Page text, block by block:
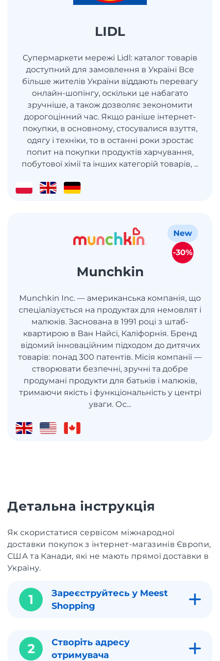
LIDL
Супермаркети мережі Lidl: каталог товарів
доступний для замовлення в Україні Все
більше жителів України віддають перевагу
онлайн-шопінгу, оскільки це набагато
зручніше, а також дозволяє зекономити
дорогоцінний час. Якщо раніше інтернет-
покупки, в основному, стосувалися взуття,
одягу і техніки, то в останні роки зростає
попит на покупки продуктів харчування,
побутової хімії та інших категорій товарів, ...
Munchkin
Munchkin Inc. — американська компанія, що
спеціалізується на продуктах для немовлят і
малюків. Заснована в 1991 році з штаб-
квартирою в Ван Найсі, Каліфорнія. Бренд
відомий інноваційним підходом до дитячих
товарів: понад 300 патентів. Місія компанії —
створювати безпечні, зручні та добре
продумані продукти для батьків і малюків,
тримаючи якість і функціональність у центрі
уваги. Ос...
New
-30%
Детальна інструкція
Як скористатися сервісом міжнародної
доставки покупок з інтернет-магазинів Європи,
США та Канади, які не мають прямої доставки в
Україну.
1
Зареєструйтесь у Meest
Shopping
2
Створіть адресу
отримувача